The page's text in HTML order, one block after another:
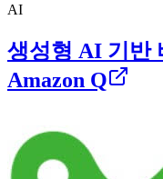
AI
생성형 AI 기반
Amazon Q